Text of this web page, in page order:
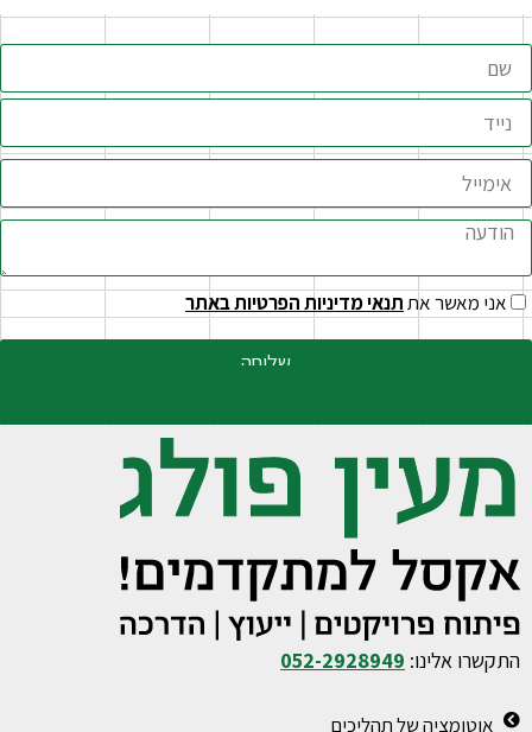
אני מאשר אתתנאי מדיניות הפרטיות באתר
שליחה
התקשרו אלינו: 052-2928949
אוטומציה של תהליכים